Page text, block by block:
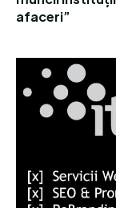
afaceri”